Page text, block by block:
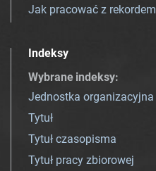
Jak pracować z rekordem
Indeksy
Wybrane indeksy:
Jednostka organizacyjna
Tytuł
Tytuł czasopisma
Tytuł pracy zbiorowej